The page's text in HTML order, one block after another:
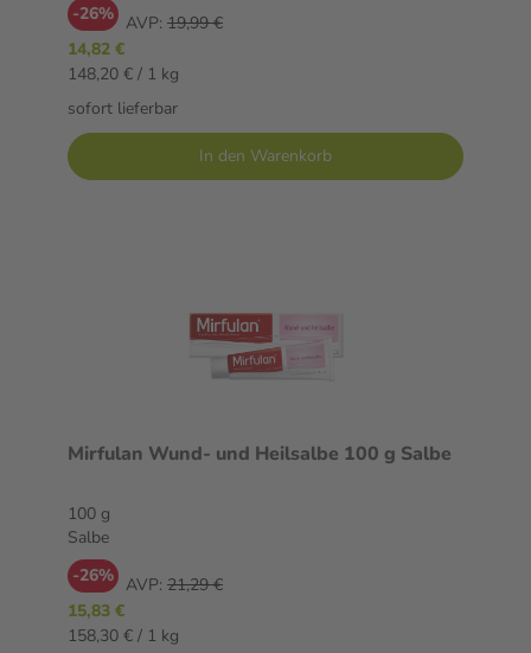
-26% AVP: 19,99 €
14,82 €
148,20 € / 1 kg
sofort lieferbar
In den Warenkorb
Mirfulan Wund- und Heilsalbe 100 g Salbe
100 g
Salbe
-26% AVP: 21,29 €
15,83 €
158,30 € / 1 kg